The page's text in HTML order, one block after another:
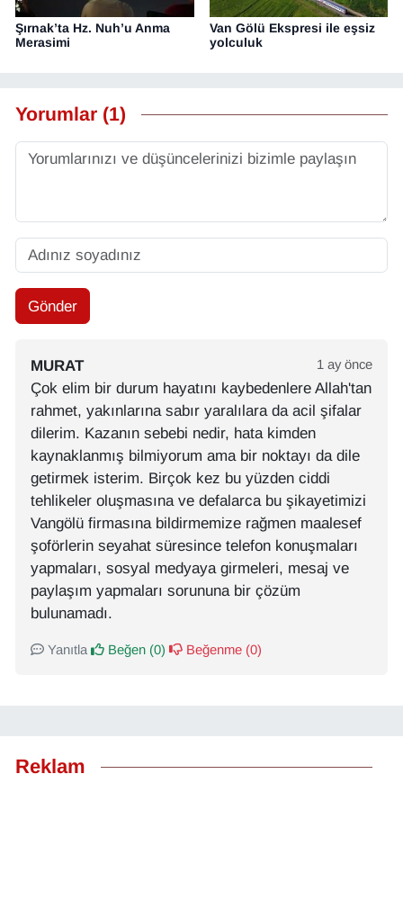
Şırnak’ta Hz. Nuh’u Anma
Merasimi
Van Gölü Ekspresi ile eşsiz
yolculuk
Yorumlar (1)
Gönder
MURAT 1 ay önce
Çok elim bir durum hayatını kaybedenlere Allah'tan
rahmet, yakınlarına sabır yaralılara da acil şifalar
dilerim. Kazanın sebebi nedir, hata kimden
kaynaklanmış bilmiyorum ama bir noktayı da dile
getirmek isterim. Birçok kez bu yüzden ciddi
tehlikeler oluşmasına ve defalarca bu şikayetimizi
Vangölü firmasına bildirmemize rağmen maalesef
şoförlerin seyahat süresince telefon konuşmaları
yapmaları, sosyal medyaya girmeleri, mesaj ve
paylaşım yapmaları sorununa bir çözüm
bulunamadı.
Yanıtla Beğen (0) Beğenme (0)
Reklam